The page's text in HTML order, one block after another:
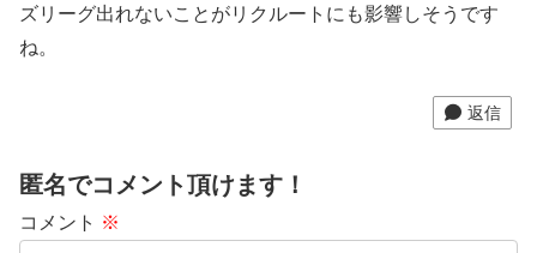
ズリーグ出れないことがリクルートにも影響しそうです
ね。
返信
匿名でコメント頂けます！
コメント ※